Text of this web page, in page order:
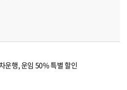
운행, 운임 50% 특별 할인